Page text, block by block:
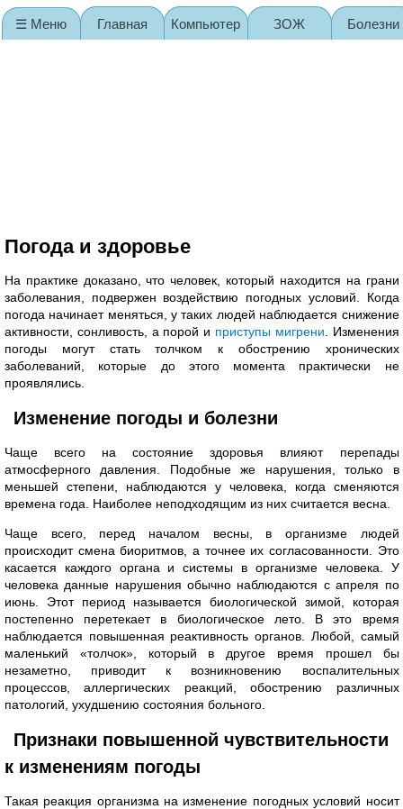
Погода и здоровье
На практике доказано, что человек, который находится на грани
заболевания, подвержен воздействию погодных условий. Когда
погода начинает меняться, у таких людей наблюдается снижение
активности, сонливость, а порой и приступы мигрени . Изменения
погоды могут стать толчком к обострению хронических
заболеваний, которые до этого момента практически не
проявлялись.
Изменение погоды и болезни
Чаще всего на состояние здоровья влияют перепады
атмосферного давления. Подобные же нарушения, только в
меньшей степени, наблюдаются у человека, когда сменяются
времена года. Наиболее неподходящим из них считается весна.
Чаще всего, перед началом весны, в организме людей
происходит смена биоритмов, а точнее их согласованности. Это
касается каждого органа и системы в организме человека. У
человека данные нарушения обычно наблюдаются с апреля по
июнь. Этот период называется биологической зимой, которая
постепенно перетекает в биологическое лето. В это время
наблюдается повышенная реактивность органов. Любой, самый
маленький «толчок», который в другое время прошел бы
незаметно, приводит к возникновению воспалительных
процессов, аллергических реакций, обострению различных
патологий, ухудшению состояния больного.
Признаки повышенной чувствительности
к изменениям погоды
Такая реакция организма на изменение погодных условий носит
☰ Меню Главная Компьютер ЗОЖ Болезни